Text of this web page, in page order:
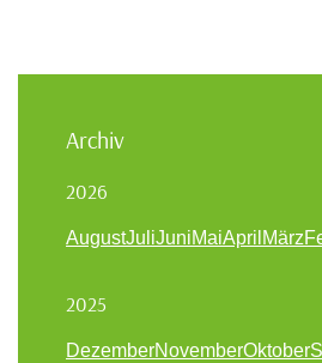
Archiv
2026
AugustJuliJuniMaiApril März
2025
DezemberNovemberOktober